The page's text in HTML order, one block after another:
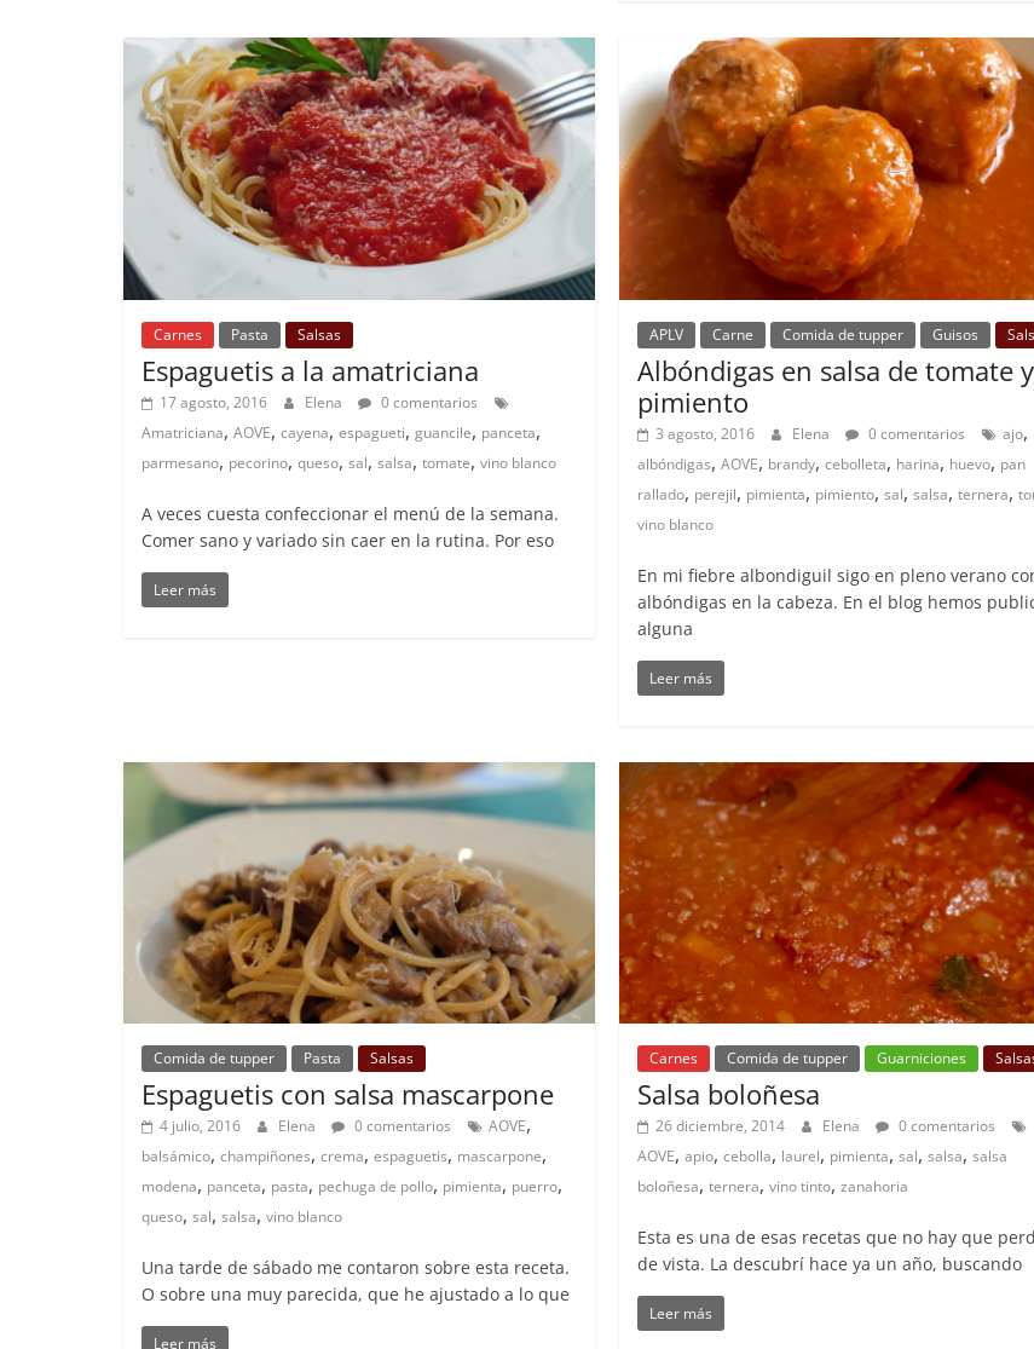
Carnes Pasta Salsas
Espaguetis a la amatriciana
17 agosto, 2016 Elena
0 comentarios
Amatriciana, AOVE, cayena, espagueti, guancile, panceta,
parmesano, pecorino, queso, sal, salsa, tomate, vino blanco
A veces cuesta confeccionar el menú de la semana.
Comer sano y variado sin caer en la rutina. Por eso
Leer más
APLV Carne Comida de tupper Guisos
Albóndigas en salsa de tomate y
pimiento
3 agosto, 2016 Elena 0 comentarios ajo,
albóndigas,AOVE, brandy,cebolleta, harina, huevo, pan
rallado, perejil, pimienta, pimiento,sal,salsa,ternera,
vino blanco
En mi fiebre albondiguil sigo en pleno verano
albóndigas en la cabeza. En el blog hemos
alguna
Leer más
Comida de tupper Pasta Salsas
Espaguetis con salsa mascarpone
4 julio, 2016 Elena 0 comentarios AOVE,
balsámico, champiñones, crema, espaguetis, mascarpone,
modena, panceta, pasta, pechuga de pollo, pimienta, puerro,
queso, sal, salsa, vino blanco
Una tarde de sábado me contaron sobre esta receta.
O sobre una muy parecida, que he ajustado a lo que
Leer más
Carnes Comida de tupper Guarniciones
Salsa boloñesa
26 diciembre, 2014 Elena
0 comentarios
AOVE,apio,cebolla, laurel, pimienta,sal,salsa,salsa
boloñesa,ternera,vino tinto,zanahoria
Esta es una de esas recetas que no hay que
de vista. La descubrí hace ya un año, buscando
Leer más